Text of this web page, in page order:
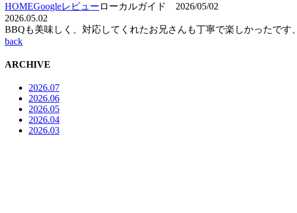
HOMEGoogleレビュー ローカルガイド 2026/05/02
2026.05.02
BBQも美味しく、対応してくれたお兄さんも丁寧で楽しかったです、
back
ARCHIVE
2026.07
2026.06
2026.05
2026.04
2026.03